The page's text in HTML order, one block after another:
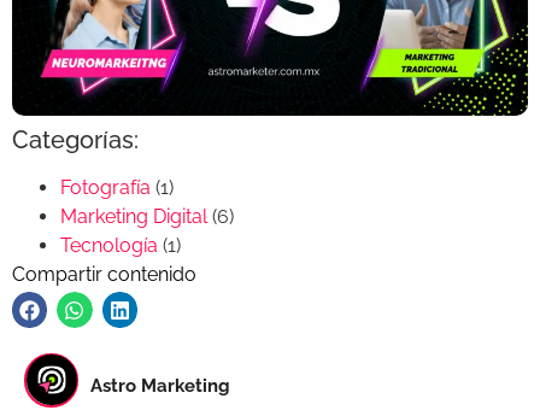
Categorías:
Fotografía (1)
Marketing Digital(6)
Tecnología (1)
Compartir contenido
Astro Marketing